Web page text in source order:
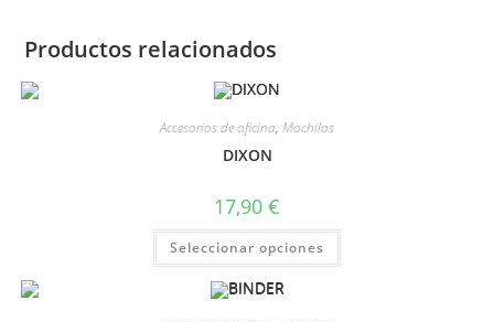
Productos relacionados
Accesorios de oficina, Mochilas
DIXON
17,90 €
Seleccionar opciones